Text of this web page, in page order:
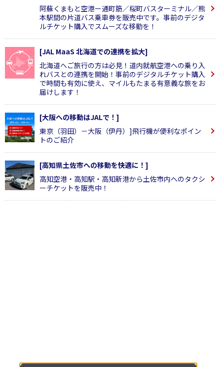
阿蘇くまもと空港ー通町筋／桜町バスターミナル／熊
本駅間の片道バス乗車券を販売中です。事前のデジタ
ルチケット購入でスムーズな移動を！
[JAL MaaS 北海道での連携を拡大]
北海道へご旅行の方は必見！道内就航空港への乗り入
れバスとの連携を開始！事前のデジタルチケット購入
で時間も有効に使え、マイルもたまる有意義な旅をお
届けします！
[大阪への移動はJALで！]
東京（羽田）－大阪（伊丹）]飛行機が便利なポイン
トのご紹介
[高知県土佐市への移動を快適に！]
高知空港・高知駅・高知新港から土佐市内へのタクシ
ーチケットを販売中！